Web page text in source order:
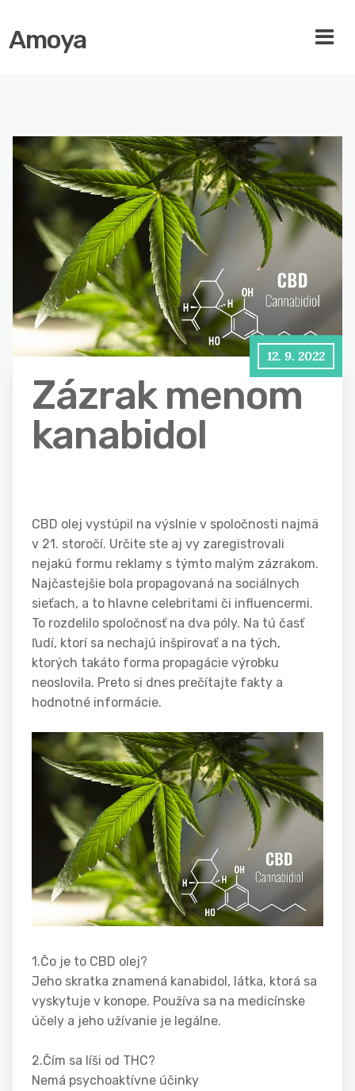
Amoya
12. 9. 2022
Zázrak menom
kanabidol
CBD olej vystúpil na výslnie v spoločnosti najmä
v 21. storočí. Určite ste aj vy zaregistrovali
nejakú formu reklamy s týmto malým zázrakom.
Najčastejšie bola propagovaná na sociálnych
sieťach, a to hlavne celebritami či influencermi.
To rozdelilo spoločnosť na dva póly. Na tú časť
ľudí, ktorí sa nechajú inšpirovať a na tých,
ktorých takáto forma propagácie výrobku
neoslovila. Preto si dnes prečítajte fakty a
hodnotné informácie.
1.Čo je to CBD olej?
Jeho skratka znamená kanabidol, látka, ktorá sa
vyskytuje v konope. Používa sa na medicínske
účely a jeho užívanie je legálne.
2.Čím sa líši od THC?
Nemá psychoaktívne účinky